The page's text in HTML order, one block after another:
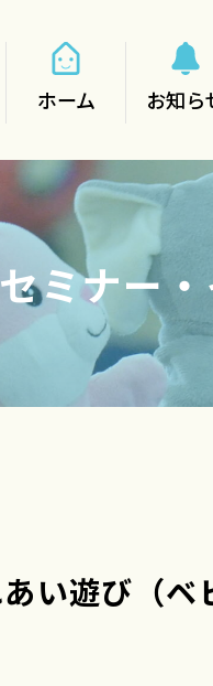
ホーム お知ら
セミナー
あい遊び（